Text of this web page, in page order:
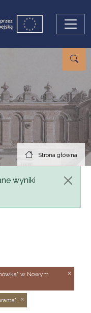
Strona główna
wyniki
w Nowym